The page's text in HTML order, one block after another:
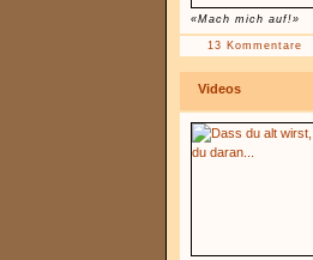
«Mach mich auf!»
13 Kommentare
Videos